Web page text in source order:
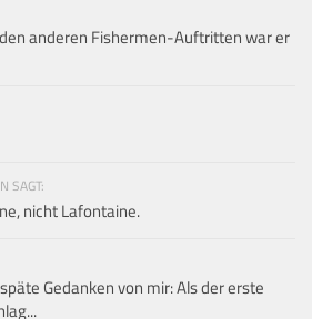
anderen Fishermen-Auftritten war er
SAGT:
nicht Lafontaine.
Gedanken von mir: Als der erste